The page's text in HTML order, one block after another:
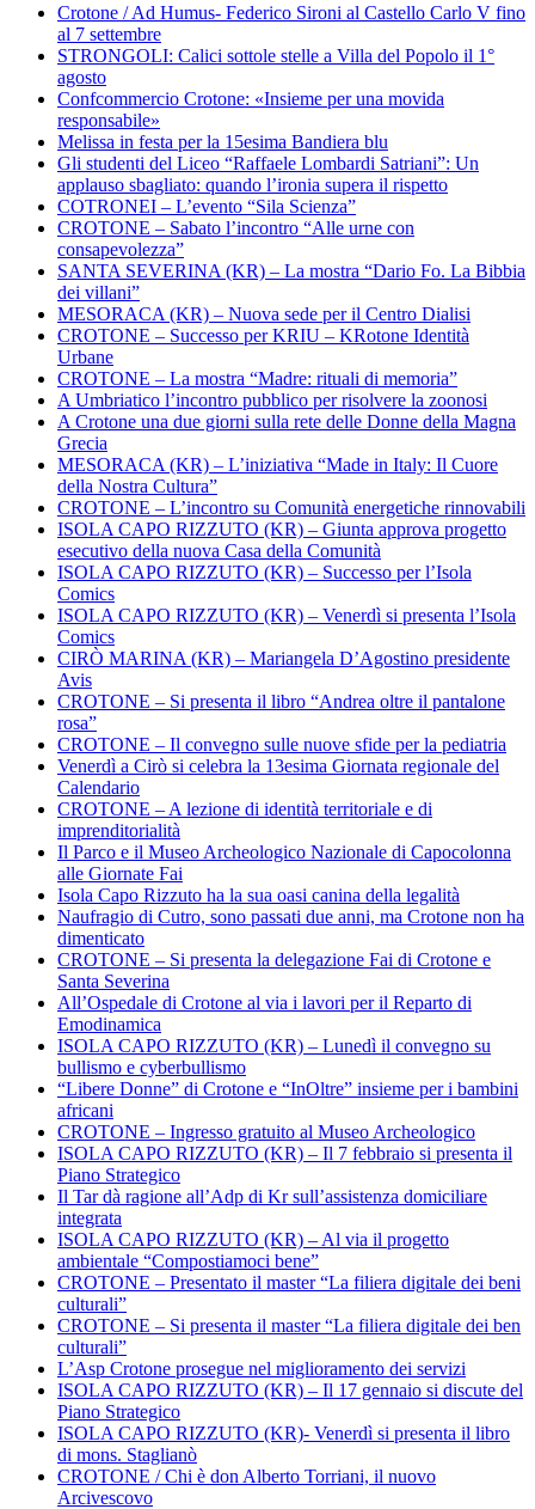
Crotone / Ad Humus- Federico Sironi al Castello Carlo V fino
al 7 settembre
STRONGOLI: Calici sottole stelle a Villa del Popolo il 1°
agosto
Confcommercio Crotone: «Insieme per una movida
responsabile»
Melissa in festa per la 15esima Bandiera blu
Gli studenti del Liceo “Raffaele Lombardi Satriani”: Un
applauso sbagliato: quando l’ironia supera il rispetto
COTRONEI – L’evento “Sila Scienza”
CROTONE – Sabato l’incontro “Alle urne con
consapevolezza”
SANTA SEVERINA (KR) – La mostra “Dario Fo. La Bibbia
dei villani”
MESORACA (KR) – Nuova sede per il Centro Dialisi
CROTONE – Successo per KRIU – KRotone Identità
Urbane
CROTONE – La mostra “Madre: rituali di memoria”
A Umbriatico l’incontro pubblico per risolvere la zoonosi
A Crotone una due giorni sulla rete delle Donne della Magna
Grecia
MESORACA (KR) – L’iniziativa “Made in Italy: Il Cuore
della Nostra Cultura”
CROTONE – L’incontro su Comunità energetiche rinnovabili
ISOLA CAPO RIZZUTO (KR) – Giunta approva progetto
esecutivo della nuova Casa della Comunità
ISOLA CAPO RIZZUTO (KR) – Successo per l’Isola
Comics
ISOLA CAPO RIZZUTO (KR) – Venerdì si presenta l’Isola
Comics
CIRÒ MARINA (KR) – Mariangela D’Agostino presidente
Avis
CROTONE – Si presenta il libro “Andrea oltre il pantalone
rosa”
CROTONE – Il convegno sulle nuove sfide per la pediatria
Venerdì a Cirò si celebra la 13esima Giornata regionale del
Calendario
CROTONE – A lezione di identità territoriale e di
imprenditorialità
Il Parco e il Museo Archeologico Nazionale di Capocolonna
alle Giornate Fai
Isola Capo Rizzuto ha la sua oasi canina della legalità
Naufragio di Cutro, sono passati due anni, ma Crotone non ha
dimenticato
CROTONE – Si presenta la delegazione Fai di Crotone e
Santa Severina
All’Ospedale di Crotone al via i lavori per il Reparto di
Emodinamica
ISOLA CAPO RIZZUTO (KR) – Lunedì il convegno su
bullismo e cyberbullismo
“Libere Donne” di Crotone e “InOltre” insieme per i bambini
africani
CROTONE – Ingresso gratuito al Museo Archeologico
ISOLA CAPO RIZZUTO (KR) – Il 7 febbraio si presenta il
Piano Strategico
Il Tar dà ragione all’Adp di Kr sull’assistenza domiciliare
integrata
ISOLA CAPO RIZZUTO (KR) – Al via il progetto
ambientale “Compostiamoci bene”
CROTONE – Presentato il master “La filiera digitale dei beni
culturali”
CROTONE – Si presenta il master “La filiera digitale dei ben
culturali”
L’Asp Crotone prosegue nel miglioramento dei servizi
ISOLA CAPO RIZZUTO (KR) – Il 17 gennaio si discute del
Piano Strategico
ISOLA CAPO RIZZUTO (KR)- Venerdì si presenta il libro
di mons. Staglianò
CROTONE / Chi è don Alberto Torriani, il nuovo
Arcivescovo